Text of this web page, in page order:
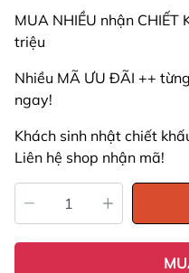
MUA NHIỀU nhận
triệu
Nhiều MÃ ƯU ĐÃI ++
ngay!
Khách sinh nhật chiết
Liên hệ shop nhận mã!